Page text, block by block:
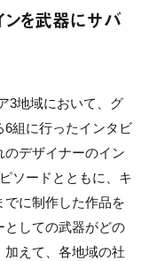
を武器にサバ
3地域において、グ
6組に行ったインタビ
のデザイナーのイン
ソードとともに、キ
でに制作した作品を
としての武器がどの
加えて、各地域の社